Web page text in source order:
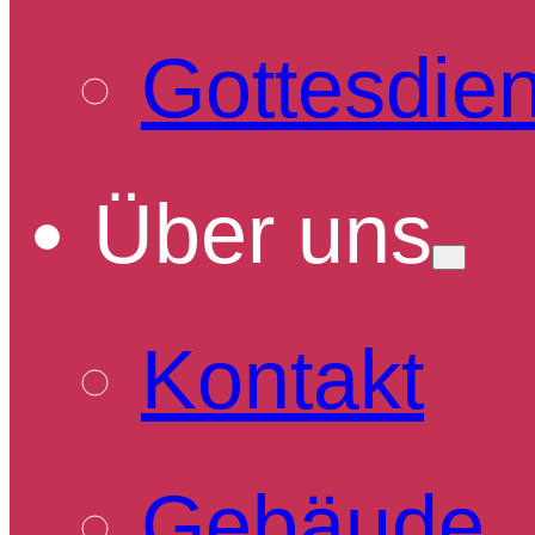
Über uns
Kontakt